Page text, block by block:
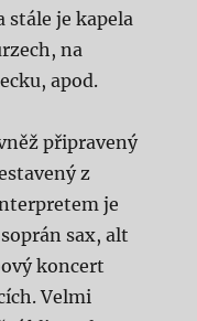
stále je kapela
na
apod.
připravený
z
je
sax, alt
koncert
Velmi